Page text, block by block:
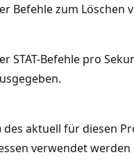
Befehle zum Löschen
STAT-Befehle pro
des aktuell für diesen
verwendet werden